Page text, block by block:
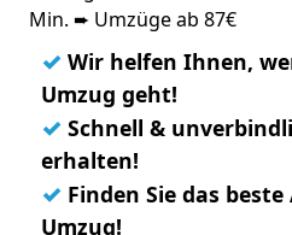
Min. ➨ Umzüge ab 87€
✓ Wir helfen Ihnen,
Umzug geht!
✓ Schnell &
erhalten!
✓ Finden Sie das
Umzug!